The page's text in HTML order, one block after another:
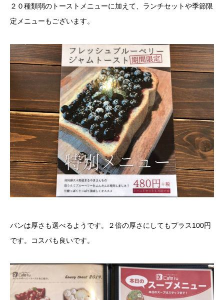
２０種類弱のトーストメニューに加えて、ランチセットや季節限
定メニューもございます。
パンは厚さも選べるようです。２倍の厚さにしてもプラス100円
です。コスパも良いです。